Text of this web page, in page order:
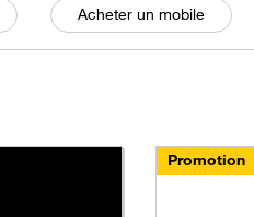
Acheter un mobile
Promotion